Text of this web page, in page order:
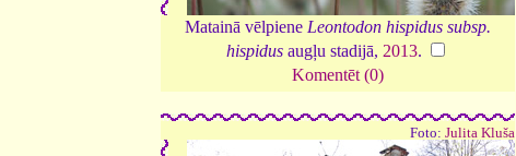
Matainā vēlpiene Leontodon hispidus subsp.
hispidus augļu stadijā, 2013.
Komentēt (0)
Foto: Julita Kluša